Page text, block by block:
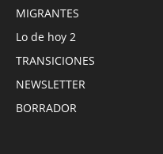
MIGRANTES
Lo de hoy 2
TRANSICIONES
NEWSLETTER
BORRADOR